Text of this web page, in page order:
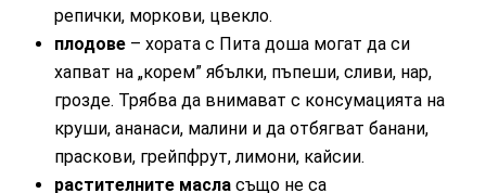
репички, моркови, цвекло.
плодове – хората с Пита доша могат да си
хапват на „корем” ябълки, пъпеши, сливи, нар,
грозде. Трябва да внимават с консумацията на
круши, ананаси, малини и да отбягват банани,
праскови, грейпфрут, лимони, кайсии.
растителните масласъщо не са